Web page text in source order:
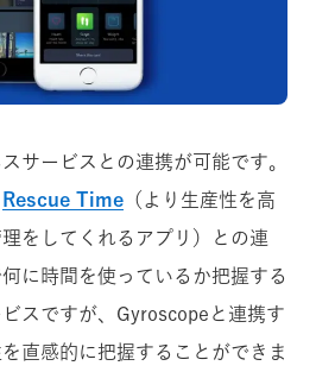
サービスとの連携が可能です。
Rescue Time （より生産性を高
をしてくれるアプリ）との連
に時間を使っているか把握する
スですが、Gyroscopeと連携す
直感的に把握することができま